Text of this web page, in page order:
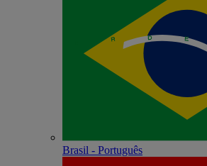
Brasil - Português